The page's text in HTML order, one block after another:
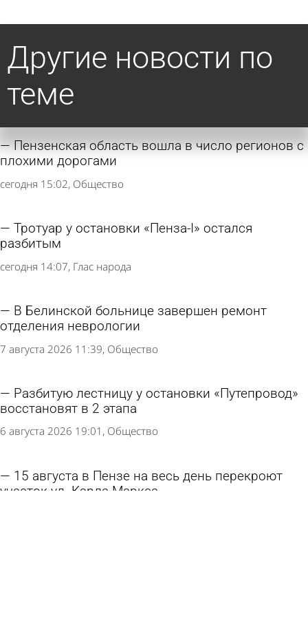
Другие новости по
теме
Пензенская область вошла в число регионов с
плохими дорогами
сегодня 15:02 Общество
Тротуар у остановки «Пенза-I» остался
разбитым
сегодня 14:07 Глас народа
В Белинской больнице завершен ремонт
отделения неврологии
7 августа 2026 11:39 Общество
Разбитую лестницу у остановки «Путепровод»
восстановят в 2 этапа
6 августа 2026 19:01 Общество
15 августа в Пензе на весь день перекроют
участок ул. Карла Маркса